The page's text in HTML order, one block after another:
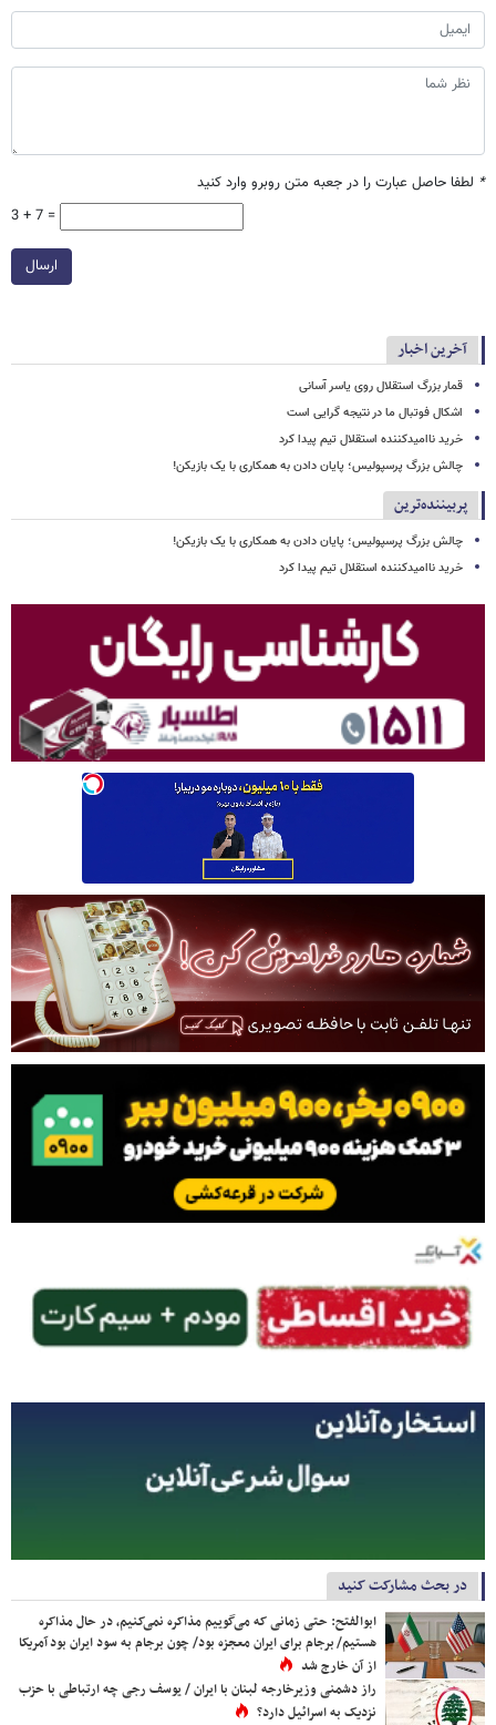
* لطفا حاصل عبارت را در جعبه متن روبرو وارد کنید
3 + 7 =
ارسال
آخرین اخبار
قمار بزرگ استقلال روی یاسر آسانی
اشکال فوتبال ما در نتیجه گرایی است
خرید ناامیدکننده استقلال تیم پیدا کرد
چالش بزرگ پرسپولیس؛ پایان دادن به همکاری با یک بازیکن!
پربیننده‌ترین
چالش بزرگ پرسپولیس؛ پایان دادن به همکاری با یک بازیکن!
خرید ناامیدکننده استقلال تیم پیدا کرد
در بحث مشارکت کنید
ابوالفتح: حتی زمانی که می‌گوییم مذاکره نمی‌کنیم، در حال مذاکره
هستیم/ برجام برای ایران معجزه بود/ چون برجام به سود ایران بود آمریکا
از آن خارج شد
راز دشمنی وزیرخارجه لبنان با ایران / یوسف رجی چه ارتباطی با حزب
نزدیک به اسرائیل دارد؟